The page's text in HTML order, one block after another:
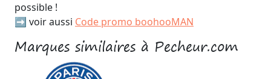
possible !
➡️ voir aussi Code promo boohooMAN
Marques similaires à Pecheur.com